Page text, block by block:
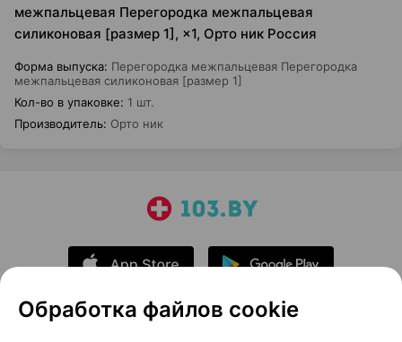
межпальцевая Перегородка межпальцевая
силиконовая [размер 1], ×1, Орто ник Россия
Форма выпуска: Перегородка межпальцевая Перегородка
межпальцевая силиконовая [размер 1]
Кол-во в упаковке: 1 шт.
Производитель: Орто ник
Обработка файлов cookie